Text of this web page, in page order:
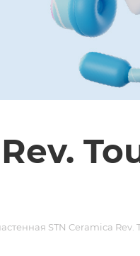
STN Ceramica Rev.